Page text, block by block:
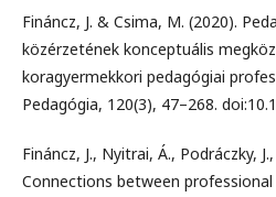
Fináncz, J. & Csima, M. (2020).
közérzetének konceptuális
koragyermekkori pedagógiai
Pedagógia, 120(3), 47–268.
Fináncz, J., Nyitrai, Á., Podráczky,
Connections between